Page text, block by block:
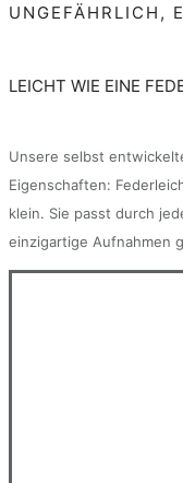
UNGEFÄHRLICH,
LEICHT WIE EINE
Unsere selbst
Eigenschaften:
klein. Sie passt durch
einzigartige Aufnahmen